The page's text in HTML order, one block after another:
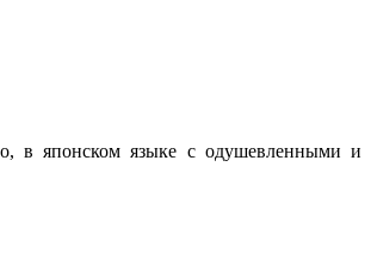
в японском языке с одушевленными и